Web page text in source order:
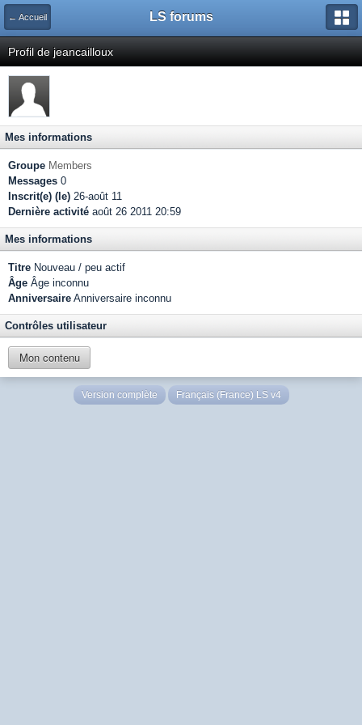
← Accueil LS forums
Profil de jeancailloux
Mes informations
Groupe Members
Messages 0
Inscrit(e) (le) 26-août 11
Dernière activité août 26 2011 20:59
Mes informations
Titre Nouveau / peu actif
Âge Âge inconnu
Anniversaire Anniversaire inconnu
Contrôles utilisateur
Mon contenu
Version complète Français (France) LS v4